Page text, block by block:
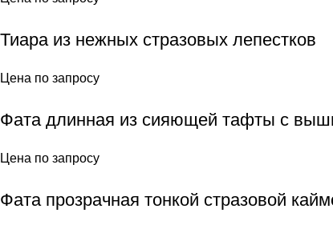
Тиара из нежных стразовых лепестков
Цена по запросу
Фата длинная из сияющей тафты с
Цена по запросу
Фата прозрачная тонкой стразовой